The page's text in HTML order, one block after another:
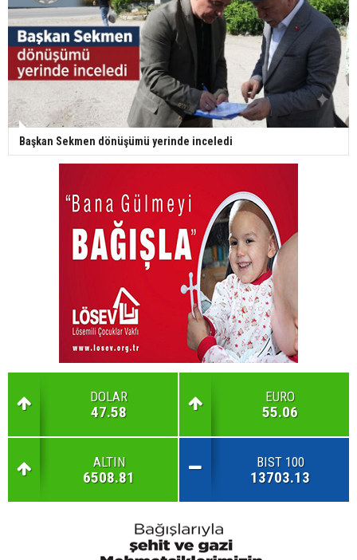
Başkan Sekmen dönüşümü yerinde inceledi
DOLAR
47.58
EURO
55.06
ALTIN
6508.81
BIST 100
13703.13